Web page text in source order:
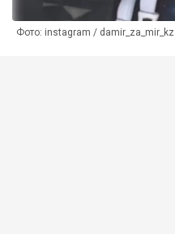
Фото: instagram / damir_za_mir_kz